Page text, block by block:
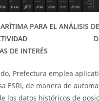
PARA EL ANÁLISIS
LA ACTIVIDAD
DE INTERÉS
Prefectura emplea
ESRI, de manera de
los datos históricos de